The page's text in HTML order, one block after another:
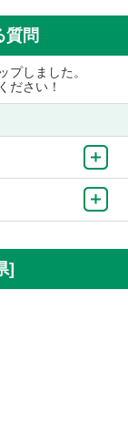
質問
プしました。
ださい！
]